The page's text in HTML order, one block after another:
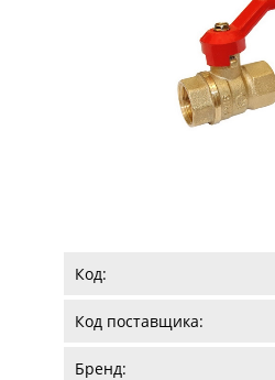
Код:
Код поставщика:
Бренд: